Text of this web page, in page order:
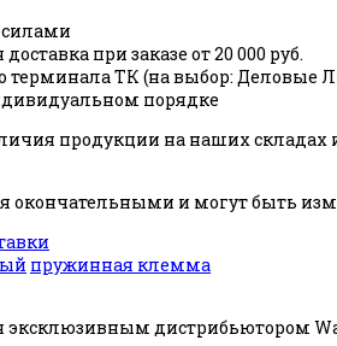
при заказе от 20 000 руб.
терминала ТК (на выбор: Деловые
порядке
продукции на наших складах
окончательными и могут быть
пружинная клемма
эксклюзивным дистрибьютором